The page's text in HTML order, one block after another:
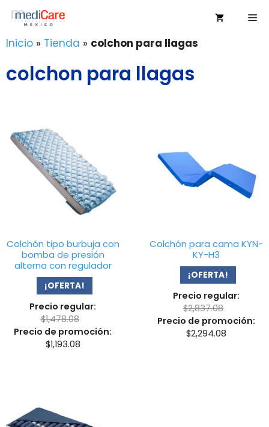
Saltar
contenido
Inicio » Tienda » colchon para llagas
colchon para llagas
Colchón tipo burbuja con
bomba de presión
alterna con regulador
¡OFERTA!
Precio regular:
$1,478.08
Precio de promoción:
$1,193.08
Colchón para cama KYN-
KY-H3
¡OFERTA!
Precio regular:
$2,837.08
Precio de promoción:
$2,294.08